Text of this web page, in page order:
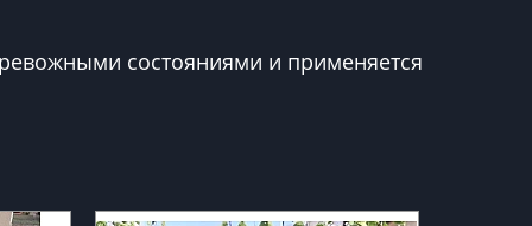
состояниями и применяется